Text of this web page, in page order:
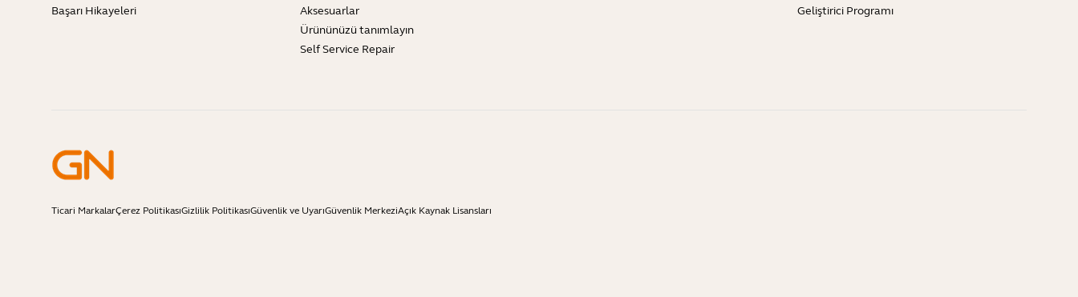
Başarı Hikayeleri
Aksesuarlar
Ürününüzü tanımlayın
Self Service Repair
Geliştirici Programı
Ticari MarkalarÇerez PolitikasıGizlilik PolitikasıGüvenlik ve UyarıGüvenlik MerkeziAçık Kaynak Lisansları